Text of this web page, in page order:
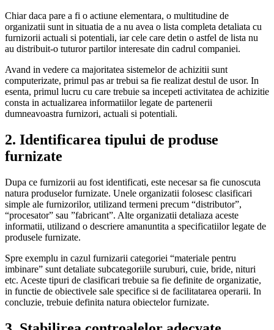
Chiar daca pare a fi o actiune elementara, o multitudine de
organizatii sunt in situatia de a nu avea o lista completa detaliata cu
furnizorii actuali si potentiali, iar cele care detin o astfel de lista nu
au distribuit-o tuturor partilor interesate din cadrul companiei.
Avand in vedere ca majoritatea sistemelor de achizitii sunt
computerizate, primul pas ar trebui sa fie realizat destul de usor. In
esenta, primul lucru cu care trebuie sa incepeti activitatea de achizitie
consta in actualizarea informatiilor legate de partenerii
dumneavoastra furnizori, actuali si potentiali.
2. Identificarea tipului de produse
furnizate
Dupa ce furnizorii au fost identificati, este necesar sa fie cunoscuta
natura produselor furnizate. Unele organizatii folosesc clasificari
simple ale furnizorilor, utilizand termeni precum “distributor”,
“procesator” sau ”fabricant”. Alte organizatii detaliaza aceste
informatii, utilizand o descriere amanuntita a specificatiilor legate de
produsele furnizate.
Spre exemplu in cazul furnizarii categoriei “materiale pentru
imbinare” sunt detaliate subcategoriile suruburi, cuie, bride, nituri
etc. Aceste tipuri de clasificari trebuie sa fie definite de organizatie,
in functie de obiectivele sale specifice si de facilitatarea operarii. In
concluzie, trebuie definita natura obiectelor furnizate.